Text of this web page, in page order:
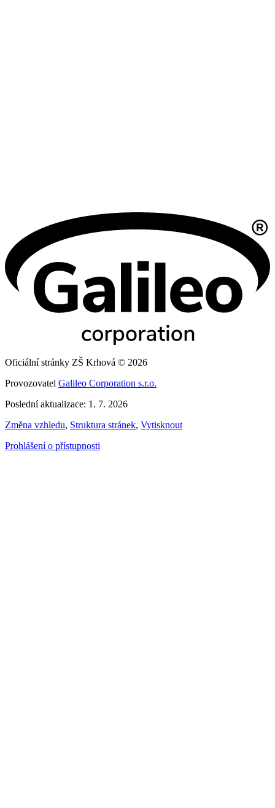
Oficiální stránky ZŠ Krhová © 2026
Provozovatel Galileo Corporation s.r.o.
Poslední aktualizace: 1. 7. 2026
Změna vzhledu, Struktura stránek, Vytisknout
Prohlášení o přístupnosti